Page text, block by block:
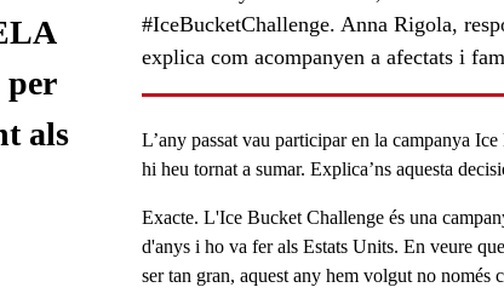
per
als
#IceBucketChallenge. Anna Rigola,
explica com acompanyen a afectats i
L’any passat vau participar en la campanya
hi heu tornat a sumar. Explica’ns aquesta
Exacte. L'Ice Bucket Challengeés una
d'anys i ho va fer als Estats Units. En veure
ser tan gran, aquest any hem volgut no només